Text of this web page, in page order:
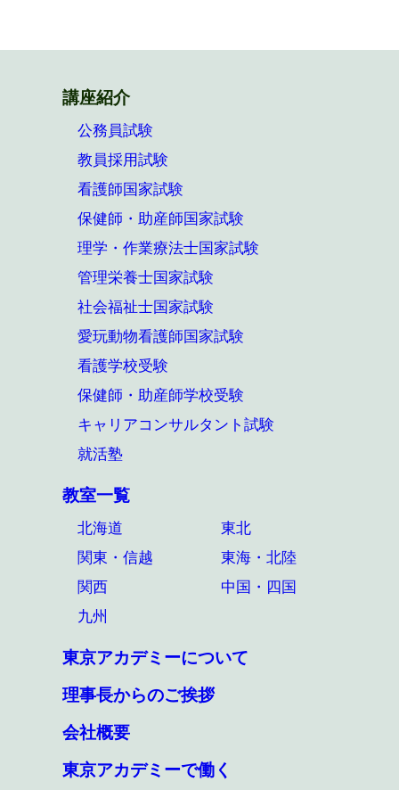
講座紹介
公務員試験
教員採用試験
看護師国家試験
保健師・助産師国家試験
理学・作業療法士国家試験
管理栄養士国家試験
社会福祉士国家試験
愛玩動物看護師国家試験
看護学校受験
保健師・助産師学校受験
キャリアコンサルタント試験
就活塾
教室一覧
北海道
東北
関東・信越
東海・北陸
関西
中国・四国
九州
東京アカデミーについて
理事長からのご挨拶
会社概要
東京アカデミーで働く